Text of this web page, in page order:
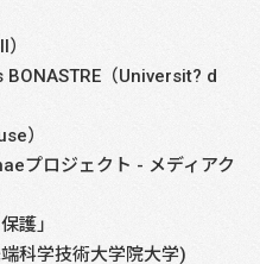
（Universit? d
）
ェクト - メディアク
」
術大学院大学)